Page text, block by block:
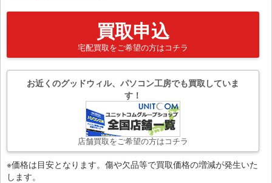
買取申込
宅配買取をご希望の方はコチラ
お近くのグッドウィル、パソコン工房でも買取していま
す！
店舗買取をご希望の方はコチラ
※価格は目安となります。傷や欠品等で買取価格の増減が発生いた
します。